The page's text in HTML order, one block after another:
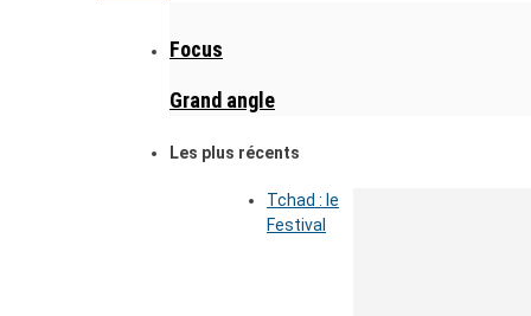
Focus
Grand angle
Les plus récents
Tchad : le
Festival